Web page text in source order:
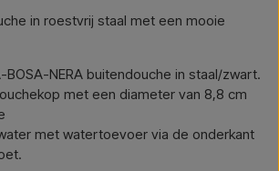
in roestvrij staal met een mooie
BOSA-NERA buitendouche in staal/zwart.
met een diameter van 8,8 cm
met watertoevoer via de onderkant